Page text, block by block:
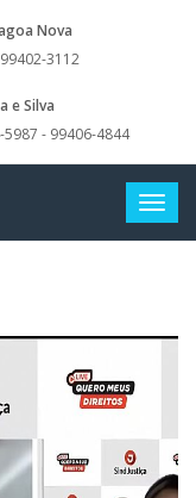
Nova
3112
e Silva
5987 - 99406-4844